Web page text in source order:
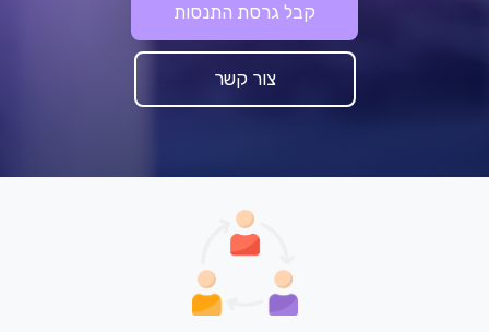
קבל גרסת התנסות
צור קשר